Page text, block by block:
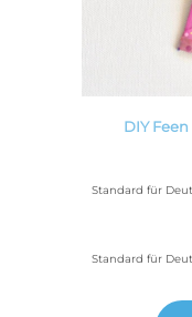
DIY
Standard für
Standard für